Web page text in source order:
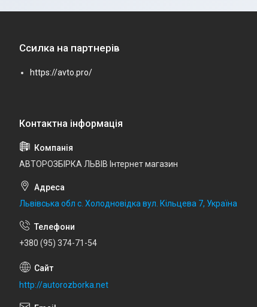
Ссилка на партнерів
https://avto.pro/
АВТОРОЗБІРКА ЛЬВІВ Інтернет магазин
Львівська обл с. Холодновідка вул. Кільцева 7, Україна
+380 (95) 374-71-54
http://autorozborka.net